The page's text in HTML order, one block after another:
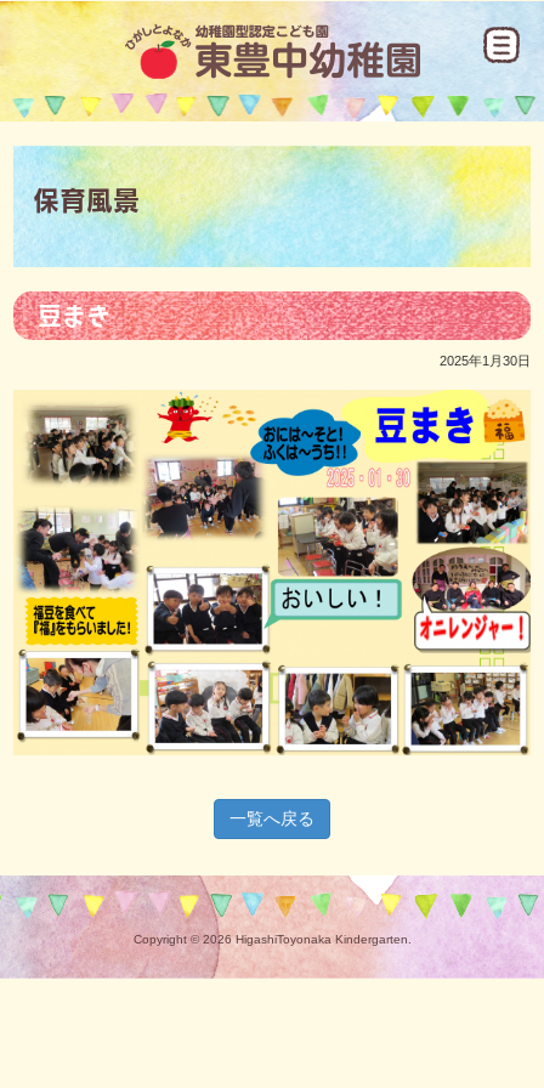
保育風景
豆まき
2025年1月30日
一覧へ戻る
Copyright © 2026 HigashiToyonaka Kindergarten.